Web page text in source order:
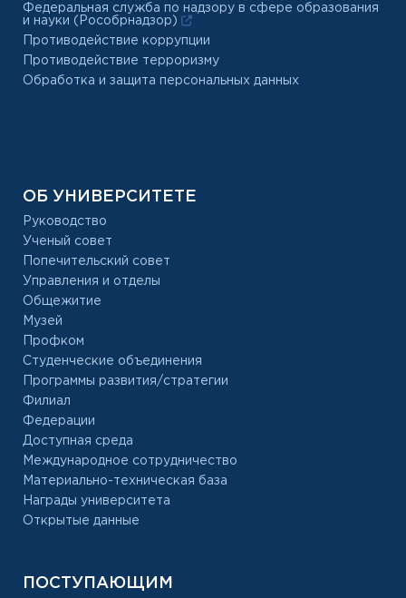
Федеральная служба по надзору в сфере образования
и науки (Рособрнадзор)
Противодействие коррупции
Противодействие терроризму
Обработка и защита персональных данных
ОБ УНИВЕРСИТЕТЕ
Руководство
Ученый совет
Попечительский совет
Управления и отделы
Общежитие
Музей
Профком
Студенческие объединения
Программы развития/стратегии
Филиал
Федерации
Доступная среда
Международное сотрудничество
Материально-техническая база
Награды университета
Открытые данные
ПОСТУПАЮЩИМ